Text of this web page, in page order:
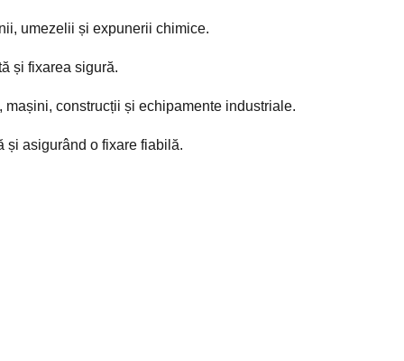
umezelii și expunerii chimice.
și fixarea sigură.
construcții și echipamente industriale.
și asigurând o fixare fiabilă.